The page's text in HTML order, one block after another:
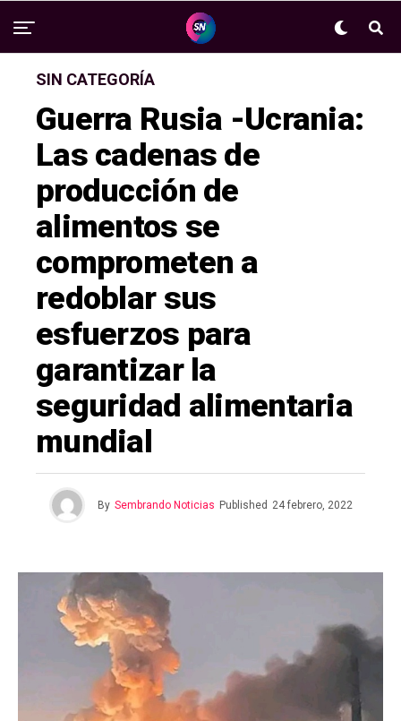
SIN CATEGORÍA
Guerra Rusia -Ucrania:
Las cadenas de
producción de
alimentos se
comprometen a
redoblar sus
esfuerzos para
garantizar la
seguridad alimentaria
mundial
By Sembrando Noticias Published 24 febrero, 2022